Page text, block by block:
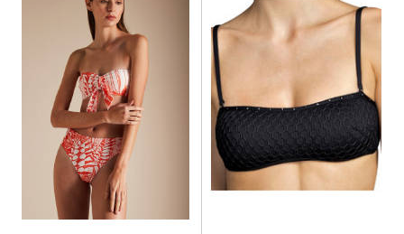
ЛАСКАВО ПРОСИМО ДО
NOSOVSKI.COM! ПРИЙМІТЬ ВІД НАС